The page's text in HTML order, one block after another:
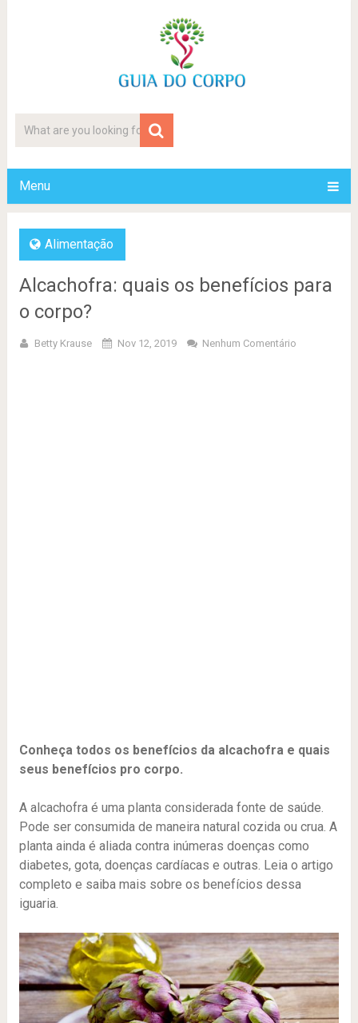
Menu
Alimentação
Alcachofra: quais os benefícios para
o corpo?
Betty Krause Nov 12, 2019 Nenhum Comentário
Conheça todos os benefícios da alcachofra e quais
seus benefícios pro corpo.
A alcachofra é uma planta considerada fonte de saúde.
Pode ser consumida de maneira natural cozida ou crua. A
planta ainda é aliada contra inúmeras doenças como
diabetes, gota, doenças cardíacas e outras. Leia o artigo
completo e saiba mais sobre os benefícios dessa
iguaria.